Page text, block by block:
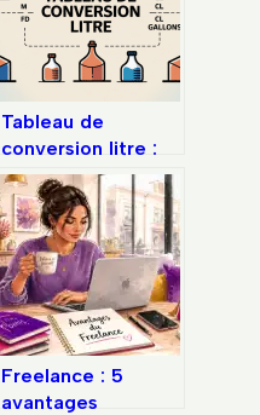
Tableau de
conversion litre :
guide pratique
pour convertir tous
vos volumes
Freelance : 5
avantages